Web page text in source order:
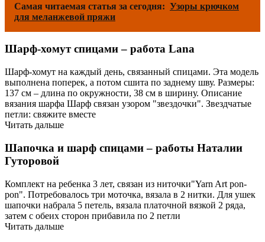
Самая читаемая статья за сегодня: Узоры крючком
для меланжевой пряжи
Шарф-хомут спицами – работа Lana
Шарф-хомут на каждый день, связанный спицами. Эта модель
выполнена поперек, а потом сшита по заднему шву. Размеры:
137 см – длина по окружности, 38 см в ширину. Описание
вязания шарфа Шарф связан узором "звездочки". Звездчатые
петли: свяжите вместе
Читать дальше
Шапочка и шарф спицами – работы Наталии
Гуторовой
Комплект на ребенка 3 лет, связан из ниточки"Yarn Art pon-
pon". Потребовалось три моточка, вязала в 2 нитки. Для ушек
шапочки набрала 5 петель, вязала платочной вязкой 2 ряда,
затем с обеих сторон прибавила по 2 петли
Читать дальше